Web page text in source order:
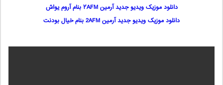
دانلود موزیک ویدیو جدید آرمین ۲AFM بنام آروم یواش
دانلود موزیک ویدیو جدید آرمین 2AFM بنام خیال بودنت